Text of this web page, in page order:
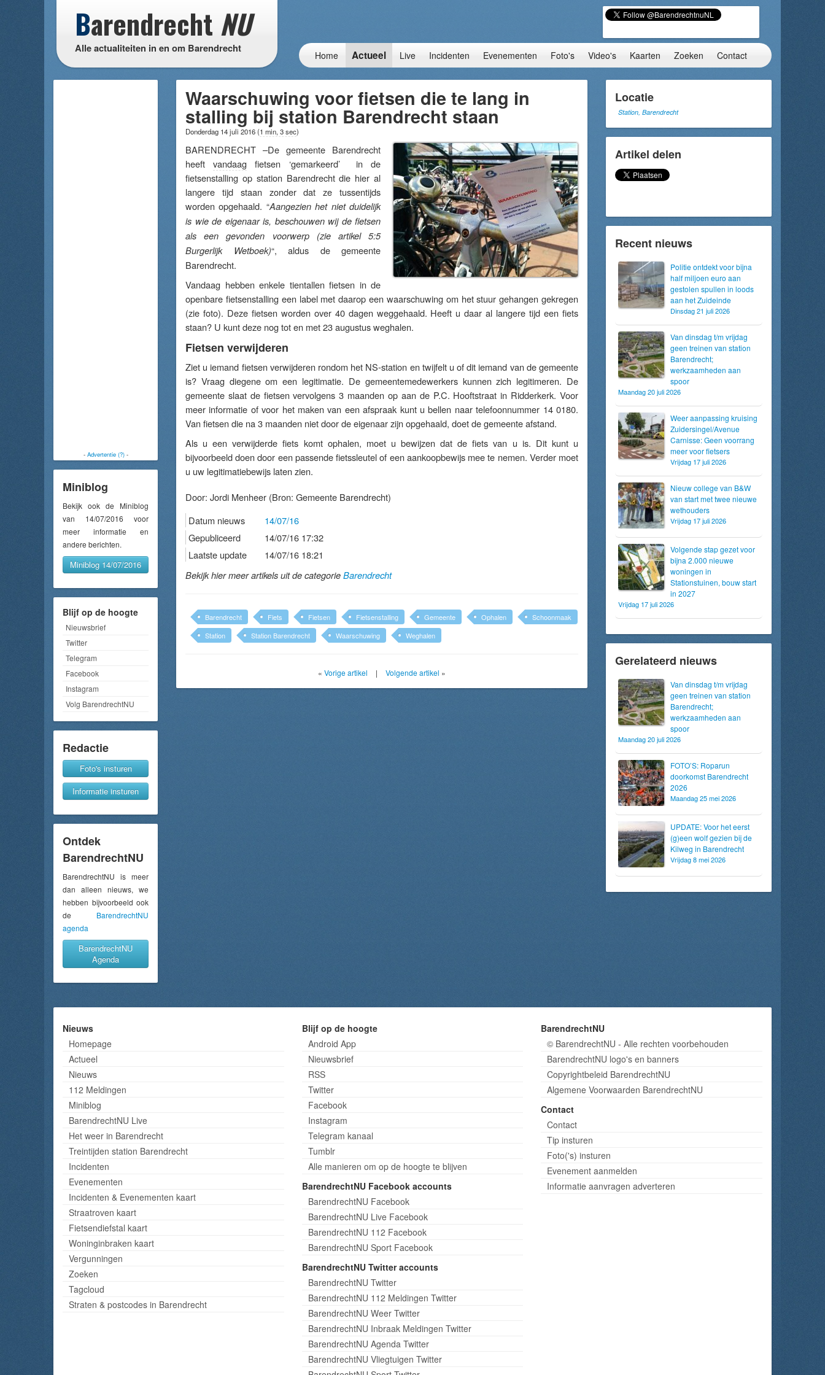
Barendrecht NU
Alle actualiteiten in en om Barendrecht
Home Actueel Live Incidenten Evenementen Foto's Video's Kaarten Zoeken Contact
- Advertentie (?)-
Miniblog
Bekijk ook de Miniblog
van 14/07/2016 voor
meer informatie en
andere berichten.
Miniblog 14/07/2016
Blijf op de hoogte
Nieuwsbrief
Twitter
Telegram
Facebook
Instagram
Volg BarendrechtNU
Redactie
Foto's insturen
Informatie insturen
Ontdek
BarendrechtNU
BarendrechtNU is meer
dan alleen nieuws, we
hebben bijvoorbeeld ook
de BarendrechtNU
agenda
BarendrechtNU
Agenda
Waarschuwing voor fietsen die te lang in
stalling bij station Barendrecht staan
Donderdag 14 juli 2016(1 min, 3 sec)
BARENDRECHT –De gemeente Barendrecht
heeftvandaag fietsen ‘gemarkeerd’ in de
fietsenstalling op station Barendrecht die hier al
langere tijd staan zonder dat ze tussentijds
worden opgehaald. “Aangezien het niet duidelijk
is wie de eigenaar is, beschouwen wij de fietsen
als een gevonden voorwerp (zie artikel 5:5
Burgerlijk Wetboek)“, aldus de gemeente
Barendrecht.
Vandaag hebben enkele tientallen fietsen in de
openbare fietsenstalling een label met daarop een waarschuwing om het stuur gehangen gekregen
(zie foto). Deze fietsen worden over 40 dagen weggehaald. Heeft u daar al langere tijd een fiets
staan? U kunt deze nog tot en met 23 augustus weghalen.
Fietsen verwijderen
Ziet u iemand fietsen verwijderen rondom het NS-station en twijfelt u of dit iemand van de gemeente
is? Vraag diegene om een legitimatie. De gemeentemedewerkers kunnen zich legitimeren. De
gemeente slaat de fietsen vervolgens 3 maanden op aan de P.C. Hooftstraat in Ridderkerk. Voor
meer informatie of voor het maken van een afspraak kunt u bellen naar telefoonnummer 14 0180.
Van fietsen die na 3 maanden niet door de eigenaar zijn opgehaald, doet de gemeente afstand.
Als u een verwijderde fiets komt ophalen, moet u bewijzen dat de fiets van u is. Dit kunt u
bijvoorbeeld doen door een passende fietssleutel of een aankoopbewijs mee te nemen. Verder moet
u uw legitimatiebewijs laten zien.
Door: Jordi Menheer (Bron: Gemeente Barendrecht)
Datum nieuws
14/07/16
Gepubliceerd
14/07/16 17:32
Laatste update
14/07/16 18:21
Bekijk hier meer artikels uit de categorie Barendrecht
Barendrecht Fiets Fietsen Fietsenstalling Gemeente Ophalen
Schoonmaak
Station
Station Barendrecht Waarschuwing Weghalen
« Vorige artikel | Volgende artikel »
Locatie
Station, Barendrecht
Artikel delen
Recent nieuws
Politie ontdekt voor bijna
half miljoen euro aan
gestolen spullen in loods
aan het Zuideinde
Dinsdag 21 juli 2026
Van dinsdag t/m vrijdag
geen treinen van station
Barendrecht;
werkzaamheden aan
spoor
Maandag 20 juli 2026
Weer aanpassing kruising
Zuidersingel/Avenue
Carnisse: Geen voorrang
meer voor fietsers
Vrijdag 17 juli 2026
Nieuw college van B&W
van start met twee nieuwe
wethouders
Vrijdag 17 juli 2026
Volgende stap gezet voor
bijna 2.000 nieuwe
woningen in
Stationstuinen, bouw start
in 2027
Vrijdag 17 juli 2026
Gerelateerd nieuws
Van dinsdag t/m vrijdag
geen treinen van station
Barendrecht;
werkzaamheden aan
spoor
Maandag 20 juli 2026
FOTO’S: Roparun
doorkomst Barendrecht
2026
Maandag 25 mei 2026
UPDATE: Voor het eerst
(g)een wolf gezien bij de
Kilweg in Barendrecht
Vrijdag 8 mei 2026
Nieuws
Homepage
Actueel
Nieuws
112 Meldingen
Miniblog
BarendrechtNU Live
Het weer in Barendrecht
Treintijden station Barendrecht
Incidenten
Evenementen
Incidenten & Evenementen kaart
Straatroven kaart
Fietsendiefstal kaart
Woninginbraken kaart
Vergunningen
Zoeken
Tagcloud
Straten & postcodes in Barendrecht
Blijf op de hoogte
Android App
Nieuwsbrief
RSS
Twitter
Facebook
Instagram
Telegram kanaal
Tumblr
Alle manieren om op de hoogte te blijven
BarendrechtNU Facebook accounts
BarendrechtNU Facebook
BarendrechtNU Live Facebook
BarendrechtNU 112 Facebook
BarendrechtNU Sport Facebook
BarendrechtNU Twitter accounts
BarendrechtNU Twitter
BarendrechtNU 112 Meldingen Twitter
BarendrechtNU Weer Twitter
BarendrechtNU Inbraak Meldingen Twitter
BarendrechtNU Agenda Twitter
BarendrechtNU Vliegtuigen Twitter
BarendrechtNU
© BarendrechtNU - Alle rechten voorbehouden
BarendrechtNU logo's en banners
Copyrightbeleid BarendrechtNU
Algemene Voorwaarden BarendrechtNU
Contact
Contact
Tip insturen
Foto('s) insturen
Evenement aanmelden
Informatie aanvragen adverteren